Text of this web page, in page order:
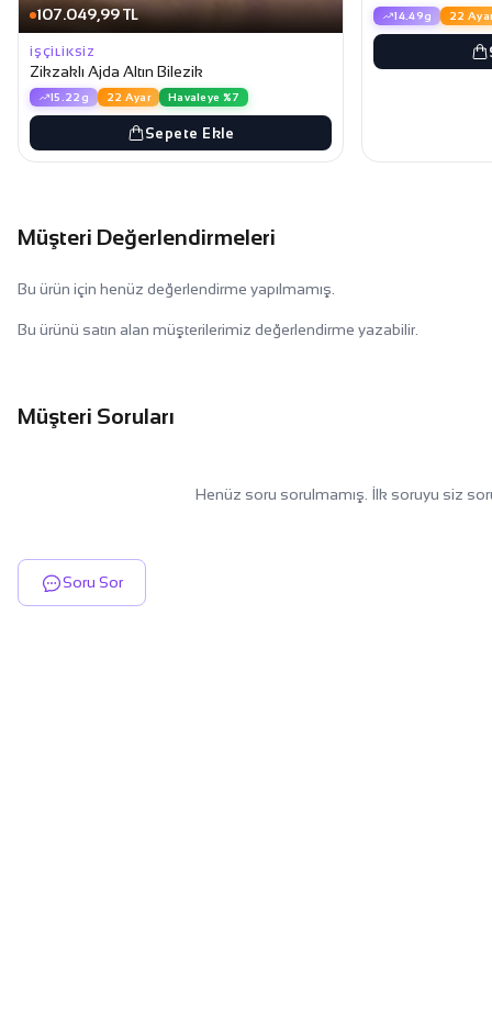
107.049,99 TL
İŞÇILIKSIZ
Zikzaklı Ajda Altın Bilezik
15.22g 22 Ayar Havaleye %7
Sepete Ekle
14.49g 22
Müşteri Değerlendirmeleri
Bu ürün için henüz değerlendirme yapılmamış.
Bu ürünü satın alan müşterilerimiz değerlendirme yazabilir.
Müşteri Soruları
Henüz soru sorulmamış. İlk soruyu siz
Soru Sor